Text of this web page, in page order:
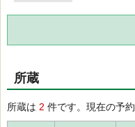
所蔵
所蔵は 2 件です。現在の予